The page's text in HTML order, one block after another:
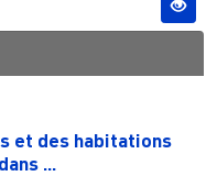
et des habitations
...